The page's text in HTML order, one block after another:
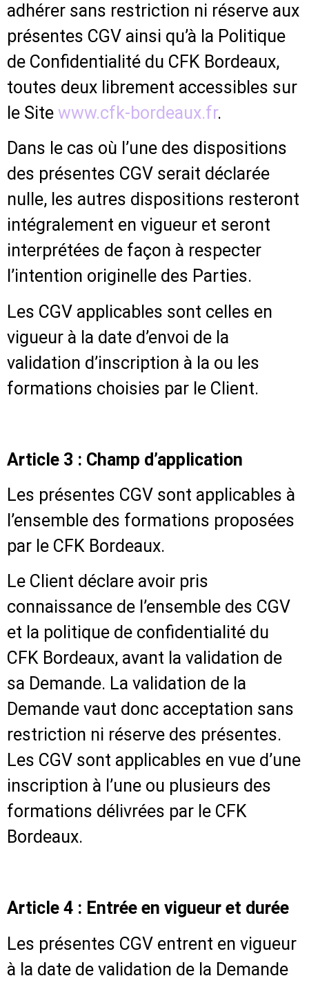
adhérer sans restriction ni réserve aux
présentes CGV ainsi qu’à la Politique
de Confidentialité du CFK Bordeaux,
toutes deux librement accessibles sur
le Site www.cfk-bordeaux.fr.
Dans le cas où l’une des dispositions
des présentes CGV serait déclarée
nulle, les autres dispositions resteront
intégralement en vigueur et seront
interprétées de façon à respecter
l’intention originelle des Parties.
Les CGV applicables sont celles en
vigueur à la date d’envoi de la
validation d’inscription à la ou les
formations choisies par le Client.
Article 3 : Champ d’application
Les présentes CGV sont applicables à
l’ensemble des formations proposées
par le CFK Bordeaux.
Le Client déclare avoir pris
connaissance de l’ensemble des CGV
et la politique de confidentialité du
CFK Bordeaux, avant la validation de
sa Demande. La validation de la
Demande vaut donc acceptation sans
restriction ni réserve des présentes.
Les CGV sont applicables en vue d’une
inscription à l’une ou plusieurs des
formations délivrées par le CFK
Bordeaux.
Article 4 : Entrée en vigueur et durée
Les présentes CGV entrent en vigueur
à la date de validation de la Demande